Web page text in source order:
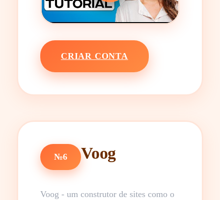
CRIAR CONTA
№6 Voog
Voog - um construtor de sites como o